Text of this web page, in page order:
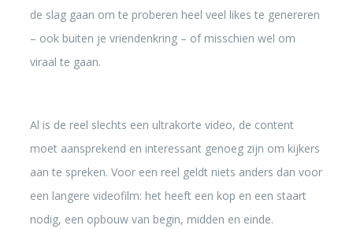
de slag gaan om te proberen heel veel likes te genereren
– ook buiten je vriendenkring – of misschien wel om
viraal te gaan.
Al is de reel slechts een ultrakorte video, de content
moet aansprekend en interessant genoeg zijn om kijkers
aan te spreken. Voor een reel geldt niets anders dan voor
een langere videofilm: het heeft een kop en een staart
nodig, een opbouw van begin, midden en einde.